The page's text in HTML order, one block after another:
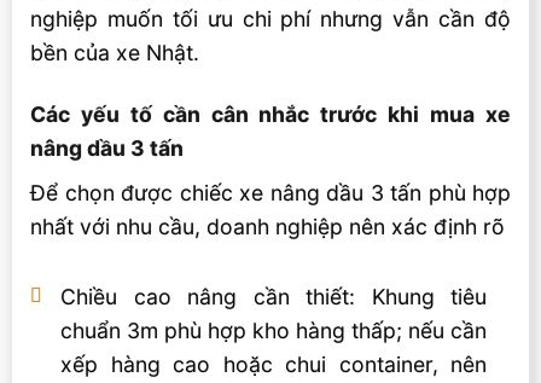
nghiệp muốn tối ưu chi phí nhưng vẫn cần độ
bền của xe Nhật.
Các yếu tố cần cân nhắc trước khi mua xe
nâng dầu 3 tấn
Để chọn được chiếc xe nâng dầu 3 tấn phù hợp
nhất với nhu cầu, doanh nghiệp nên xác định rõ
Chiều cao nâng cần thiết: Khung tiêu
chuẩn 3m phù hợp kho hàng thấp; nếu cần
xếp hàng cao hoặc chui container, nên